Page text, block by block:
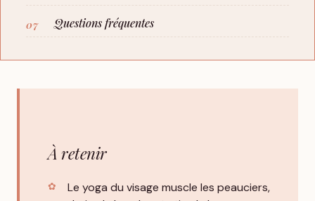
Questions fréquentes
À retenir
Le yoga du visage muscle les peauciers,